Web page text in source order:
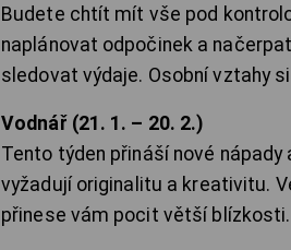
Budete chtít mít vše pod
naplánovat odpočinek a
sledovat výdaje. Osobní vztahy
Vodnář (21. 1. – 20. 2.)
Tento týden přináší nové
vyžadují originalitu a kreativitu.
přinese vám pocit větší blízkosti.